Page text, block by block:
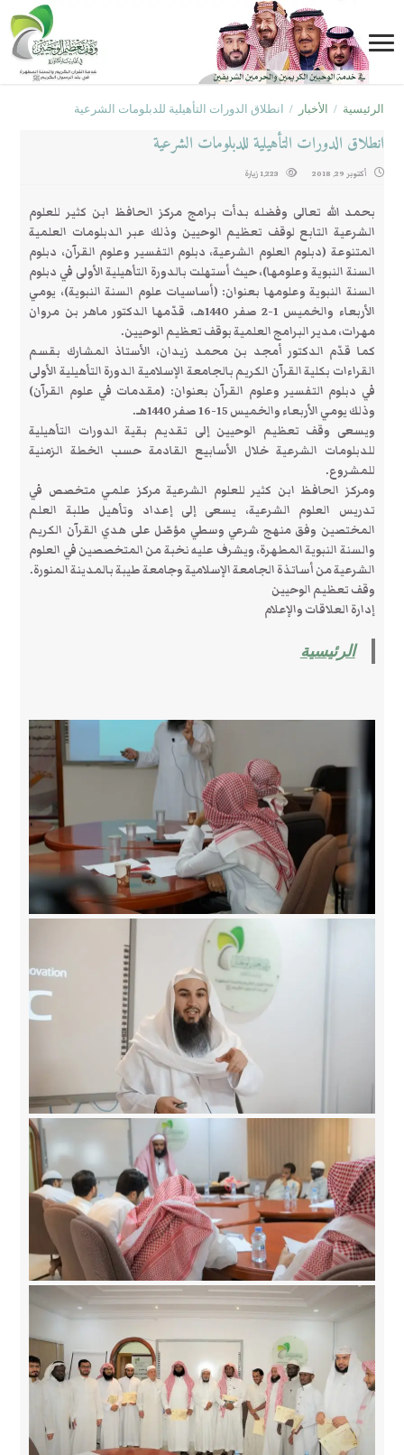
/ الأخبار / انطلاق الدورات التأهيلية للدبلومات الشرعية
الدورات التأهيلية للدبلومات الشرعية
أكتوبر 29, 2018 1,223 زيارة
بحمد الله تعالى وفضله بدأت برامج مركز الحافظ ابن كثير للعلوم
الشرعية التابع لوقف تعظيم الوحيين وذلك عبر الدبلومات العلمية
المتنوعة (دبلوم العلوم الشرعية، دبلوم التفسير وعلوم القرآن، دبلوم
السنة النبوية وعلومها)، حيث أستهلت بالدورة التأهيلية الأولى في دبلوم
السنة النبوية وعلومها بعنوان: (أساسيات علوم السنة النبوية)، يومي
الأربعاء والخميس 1-2 صفر 1440هـ، قدّمها الدكتور ماهر بن مروان
مهرات، مدير البرامج العلمية بوقف تعظيم الوحيين.
كما قدّم الدكتور أمجد بن محمد زيدان، الأستاذ المشارك بقسم
القراءات بكلية القرآن الكريم بالجامعة الإسلامية الدورة التأهيلية الأولى
في دبلوم التفسير وعلوم القرآن بعنوان: (مقدمات في علوم القرآن)
وذلك يومي الأربعاء والخميس 15-16 صفر 1440هـ.
ويسعى وقف تعظيم الوحيين إلى تقديم بقية الدورات التأهيلية
للدبلومات الشرعية خلال الأسابيع القادمة حسب الخطة الزمنية
للمشروع.
ومركز الحافظ ابن كثير للعلوم الشرعية مركز علمي متخصص في
تدريس العلوم الشرعية، يسعى إلى إعداد وتأهيل طلبة العلم
المختصين وفق منهج شرعي وسطي مؤصّل على هدي القرآن الكريم
والسنة النبوية المطهرة، ويشرف عليه نخبة من المتخصصين في العلوم
الشرعية من أساتذة الجامعة الإسلامية وجامعة طيبة بالمدينة المنورة.
وقف تعظيم الوحيين
إدارة العلاقات والإعلام
الرئيسية